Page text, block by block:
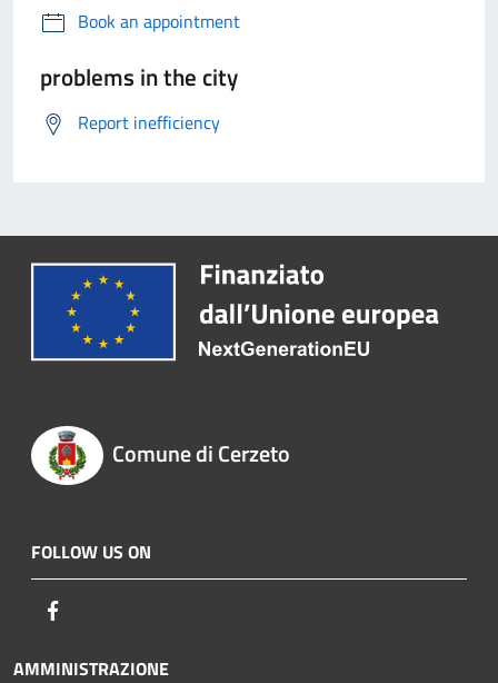
Book an appointment
problems in the city
Report inefficiency
Comune di Cerzeto
FOLLOW US ON
AMMINISTRAZIONE